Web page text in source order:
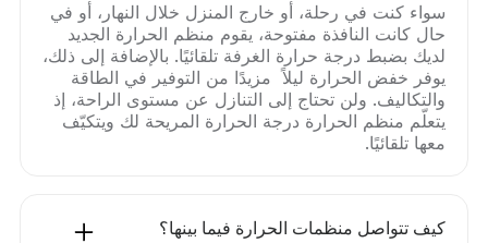
سواء كنت في رحلة، أو خارج المنزل خلال النهار، أو في
حال كانت النافذة مفتوحة، يقوم منظم الحرارة الجديد
لديك بضبط درجة حرارة الغرفة تلقائيًا. بالإضافة إلى ذلك،
يوفر خفض الحرارة ليلاً مزيدًا من التوفير في الطاقة
والتكاليف. ولن تحتاج إلى التنازل عن مستوى الراحة، إذ
يتعلّم منظم الحرارة درجة الحرارة المريحة لك ويتكيّف
معها تلقائيًا.
كيف تتواصل منظمات الحرارة فيما بينها؟